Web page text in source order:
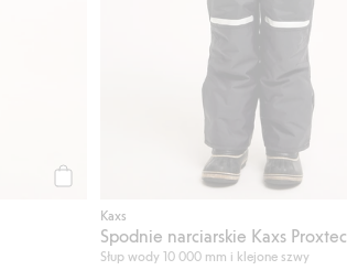
Kaxs
Spodnie narciarskie Kaxs Proxtec
Słup wody 10 000 mm i klejone szwy